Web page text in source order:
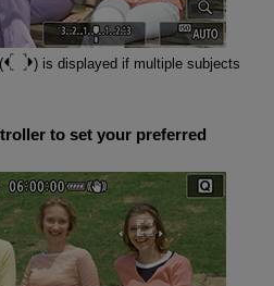
) is displayed if multiple subjects
to set your preferred